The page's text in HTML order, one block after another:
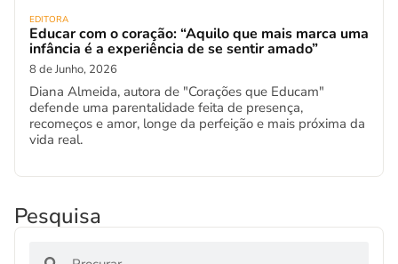
EDITORA
Educar com o coração: “Aquilo que mais marca uma
infância é a experiência de se sentir amado”
8 de Junho, 2026
Diana Almeida, autora de "Corações que Educam"
defende uma parentalidade feita de presença,
recomeços e amor, longe da perfeição e mais próxima da
vida real.
Pesquisa